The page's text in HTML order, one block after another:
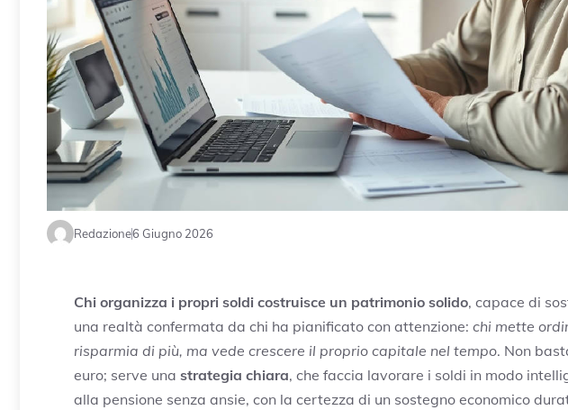
Redazione6 Giugno 2026
Chi organizza i propri soldi costruisce un patrimonio solido, capace di
una realtà confermata da chi ha pianificato con attenzione: chi mette
risparmia di più, ma vede crescere il proprio capitale nel tempo. Non
euro; serve una strategia chiara, che faccia lavorare i soldi in modo
alla pensione senza ansie, con la certezza di un sostegno economico